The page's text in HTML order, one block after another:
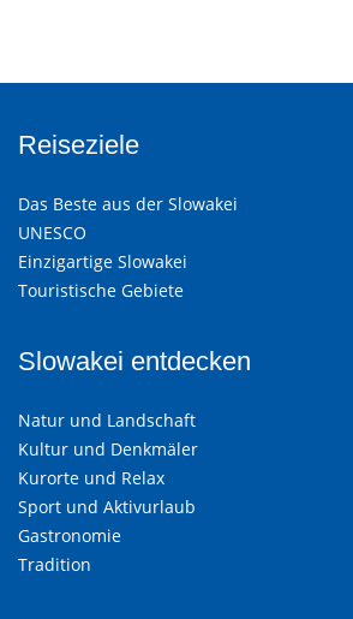
Reiseziele
Das Beste aus der Slowakei
UNESCO
Einzigartige Slowakei
Touristische Gebiete
Slowakei entdecken
Natur und Landschaft
Kultur und Denkmäler
Kurorte und Relax
Sport und Aktivurlaub
Gastronomie
Tradition